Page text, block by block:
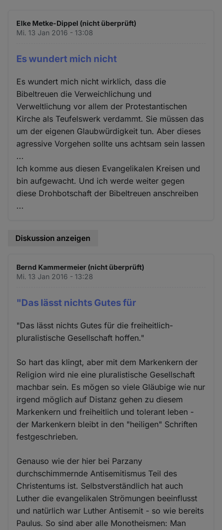
Elke Metke-Dippel (nicht überprüft)
Mi. 13 Jan 2016 - 13:08
Es wundert mich nicht
Es wundert mich nicht wirklich, dass die
Bibeltreuen die Verweichlichung und
Verweltlichung vor allem der Protestantischen
Kirche als Teufelswerk verdammt. Sie müssen das
um der eigenen Glaubwürdigkeit tun. Aber dieses
agressive Vorgehen sollte uns achtsam sein lassen
...
Ich komme aus diesen Evangelikalen Kreisen und
bin aufgewacht. Und ich werde weiter gegen
diese Drohbotschaft der Bibeltreuen anschreiben
...
Diskussion anzeigen
Bernd Kammermeier (nicht überprüft)
Mi. 13 Jan 2016 - 13:28
"Das lässt nichts Gutes für
"Das lässt nichts Gutes für die freiheitlich-
pluralistische Gesellschaft hoffen."
So hart das klingt, aber mit dem Markenkern der
Religion wird nie eine pluralistische Gesellschaft
machbar sein. Es mögen so viele Gläubige wie nur
irgend möglich auf Distanz gehen zu diesem
Markenkern und freiheitlich und tolerant leben -
der Markenkern bleibt in den "heiligen" Schriften
festgeschrieben.
Genauso wie der hier bei Parzany
durchschimmernde Antisemitismus Teil des
Christentums ist. Selbstverständlich hat auch
Luther die evangelikalen Strömungen beeinflusst
und natürlich war Luther Antisemit - so wie bereits
Paulus. So sind aber alle Monotheismen: Man